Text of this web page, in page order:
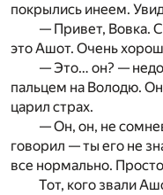
покрылись инеем.
— Привет, Вовка.
это Ашот. Очень
— Это… он? —
пальцем на Володю.
царил страх.
— Он, он, не
говорил — ты его не
все нормально.
Тот, кого звали